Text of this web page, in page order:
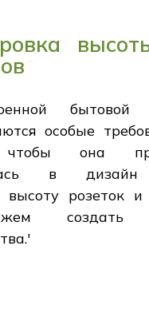
бытовой
особые
чтобы она
в дизайн
высоту розеток
создать